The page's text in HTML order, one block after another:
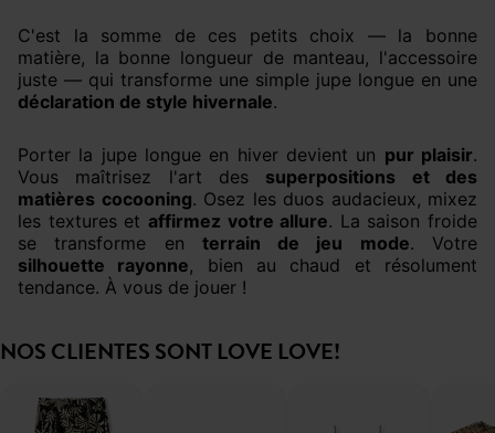
C'est la somme de ces petits choix — la bonne
matière, la bonne longueur de manteau, l'accessoire
juste — qui transforme une simple jupe longue en une
déclaration de style hivernale.
Porter la jupe longue en hiver devient un pur plaisir.
Vous maîtrisez l'art des superpositions et des
matières cocooning. Osez les duos audacieux, mixez
les textures et affirmez votre allure. La saison froide
se transforme en terrain de jeu mode. Votre
silhouette rayonne, bien au chaud et résolument
tendance. À vous de jouer !
NOS CLIENTES SONT LOVE LOVE!